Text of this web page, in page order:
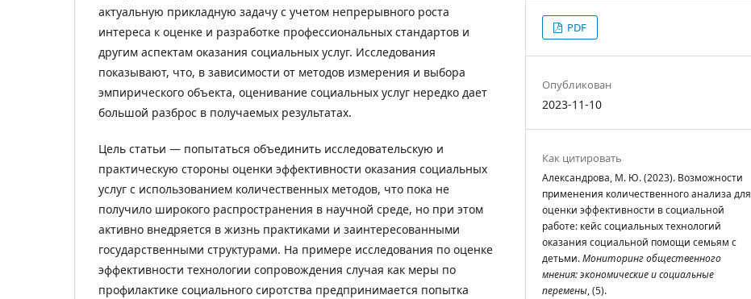
актуальную прикладную задачу с учетом непрерывного роста
интереса к оценке и разработке профессиональных стандартов и
другим аспектам оказания социальных услуг. Исследования
показывают, что, в зависимости от методов измерения и выбора
эмпирического объекта, оценивание социальных услуг нередко дает
большой разброс в получаемых результатах.
Цель статьи — попытаться объединить исследовательскую и
практическую стороны оценки эффективности оказания социальных
услуг с использованием количественных методов, что пока не
получило широкого распространения в научной среде, но при этом
активно внедряется в жизнь практиками и заинтересованными
государственными структурами. На примере исследования по оценке
эффективности технологии сопровождения случая как меры по
профилактике социального сиротства предпринимается попытка
PDF
Опубликован
2023-11-10
Как цитировать
Александрова, М. Ю. (2023). Возможности
применения количественного анализа для
оценки эффективности в социальной
работе: кейс социальных технологий
оказания социальной помощи семьям с
детьми.Мониторинг общественного
мнения: экономические и социальные
перемены, (5).